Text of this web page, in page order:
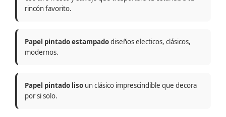
rincón favorito.
Papel pintado estampadodiseños electicos, clásicos,
modernos.
Papel pintado liso un clásico imprescindible que decora
por si solo.